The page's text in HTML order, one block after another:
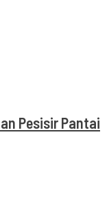
Pesisir Pantai